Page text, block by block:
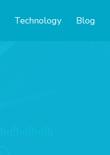
Technology Blog